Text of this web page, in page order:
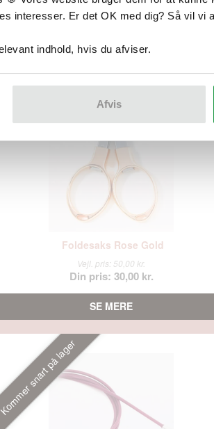
interesser. Er det OK med dig? Så vil vi
indhold, hvis du afviser.
Afvis
snart på lager 40%
Foldesaks Rose Gold
Vejl. pris: 50,00 kr.
Din pris: 30,00 kr.
SE MERE
snart på lager